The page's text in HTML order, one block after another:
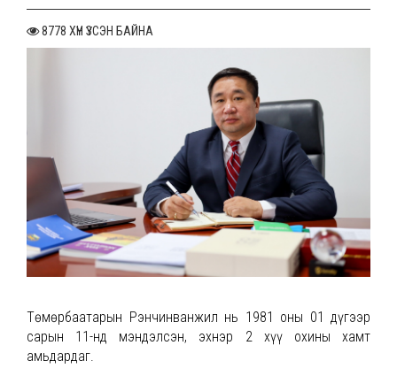
8778 ХҮН ҮЗСЭН БАЙНА
Төмөрбаатарын Рэнчинванжил нь 1981 оны 01 дүгээр
сарын 11-нд мэндэлсэн, эхнэр 2 хүү охины хамт
амьдардаг.